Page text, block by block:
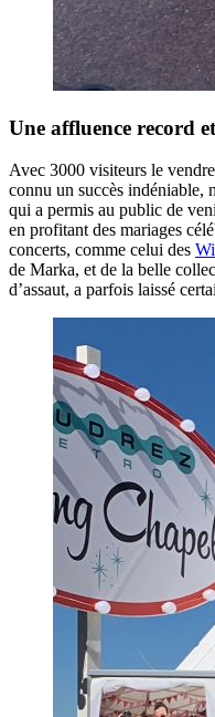
Une affluence record
Avec 3000 visiteurs le
connu un succès indéniable,
qui a permis au public de
en profitant des mariages
concerts, comme celui des
de Marka, et de la belle
d’assaut, a parfois laissé